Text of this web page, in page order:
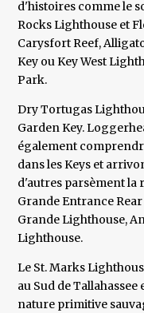
d'histoires comme le
Rocks Lighthouse et
Carysfort Reef,
Key ou Key West
Park.
Dry Tortugas
Garden Key.
également
dans les Keys et
d'autres parsèment la
Grande Entrance
Grande Lighthouse,
Lighthouse.
Le St. Marks
au Sud de
nature primitive